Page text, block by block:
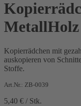
MetallHolz
Kopierrädchen mit
auskopieren von
Stoffe.
Art.Nr.: ZB-0039
5,40 € / Stk.